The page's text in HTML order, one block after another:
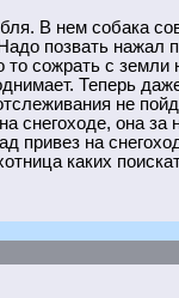
В нем собака
позвать нажал
то сожрать с
Теперь
не
снегоходе, она
привез на
каких